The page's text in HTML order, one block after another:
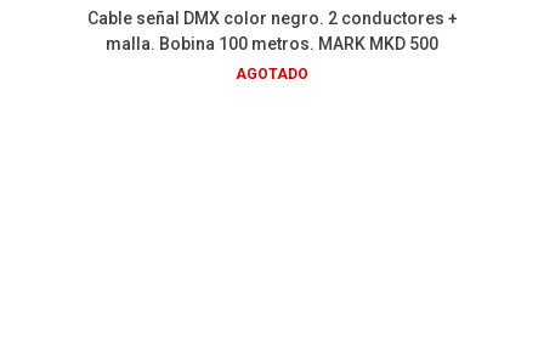
Cable señal DMX color negro. 2 conductores +
malla. Bobina 100 metros. MARK MKD 500
AGOTADO